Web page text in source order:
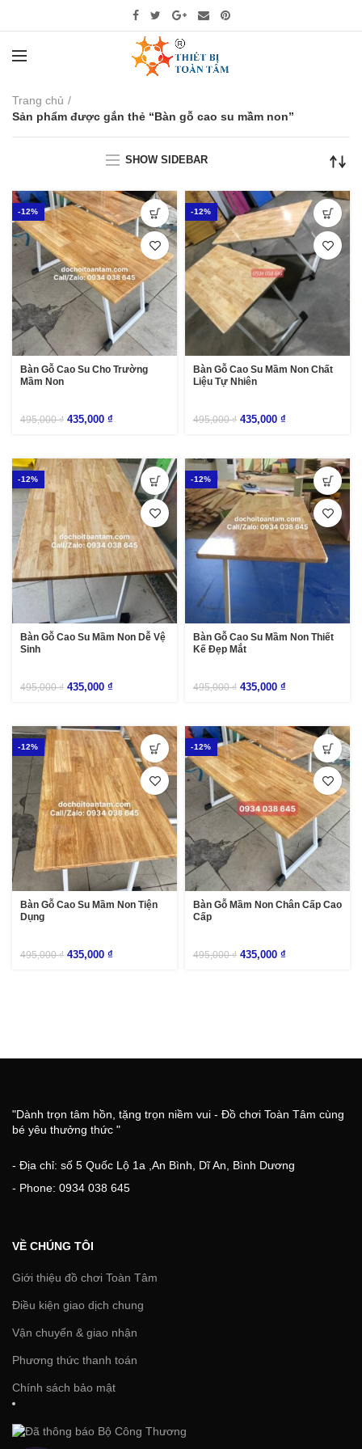
Trang chủ
Sản phẩm được gắn thẻ “Bàn gỗ cao su mầm non”
SHOW SIDEBAR
-12%
Bàn Gỗ Cao Su Cho Trường
Mầm Non
495,000₫ 435,000 ₫
-12%
Bàn Gỗ Cao Su Mầm Non Chất
Liệu Tự Nhiên
495,000₫ 435,000 ₫
-12%
Bàn Gỗ Cao Su Mầm Non Dễ Vệ
Sinh
495,000₫ 435,000 ₫
-12%
Bàn Gỗ Cao Su Mầm Non Thiết
Kế Đẹp Mắt
495,000₫ 435,000 ₫
-12%
Bàn Gỗ Cao Su Mầm Non Tiện
Dụng
495,000₫ 435,000 ₫
-12%
Bàn Gỗ Mầm Non Chân Cấp Cao
Cấp
495,000₫ 435,000 ₫
"Dành trọn tâm hồn, tặng trọn niềm vui - Đồ chơi Toàn Tâm cùng
bé yêu thưởng thức "
- Địa chỉ: số 5 Quốc Lộ 1a ,An Bình, Dĩ An, Bình Dương
- Phone: 0934 038 645
VỀ CHÚNG TÔI
Giới thiệu đồ chơi Toàn Tâm
Điều kiện giao dịch chung
Vận chuyển & giao nhận
Phương thức thanh toán
Chính sách bảo mật